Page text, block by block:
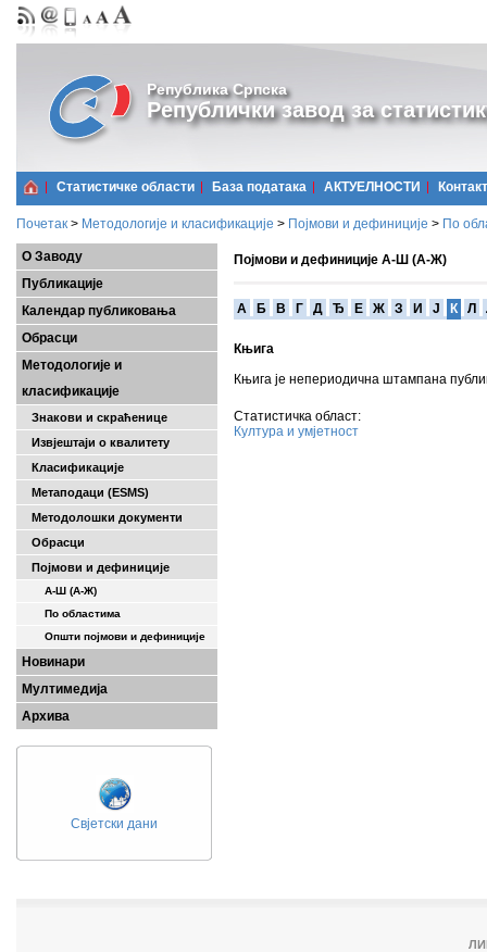
Република Српска
Републички завод за
Статистичке области Базa података АКТУЕЛНОСТИ Контакт
Почетак > Методологије и класификације > Појмови и дефиниције > По
О Заводу
Публикације
Календар публиковања
Обрасци
Методологије и
класификације
Знакови и скраћенице
Извјештаји о квалитету
Класификације
Метаподаци (ESMS)
Методолошки документи
Обрасци
Појмови и дефиниције
А-Ш (A-Ж)
По областима
Општи појмови и дефиниције
Новинари
Мултимедија
Архива
Свјетски дани
Појмови и дефиниције А-Ш (А-Ж)
A Б В Г Д Ђ Е Ж З И Ј К Л
Књига
Књига је непериодична штампана
Статистичка област:
Култура и умјетност